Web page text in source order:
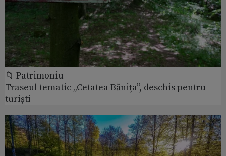
📁 Patrimoniu
Traseul tematic „Cetatea Bănița”, deschis pentru
turiști